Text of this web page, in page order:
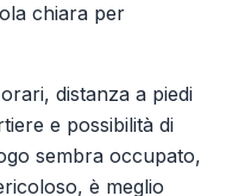
chiara per
distanza a piedi
e possibilità di
sembra occupato,
è meglio